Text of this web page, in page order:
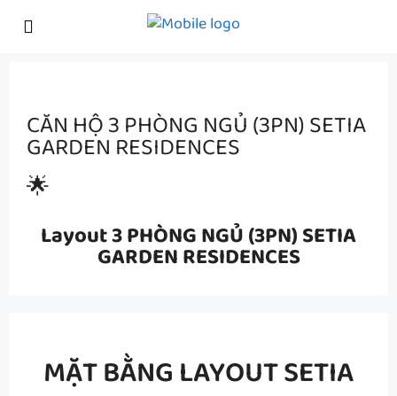
CĂN HỘ 3 PHÒNG NGỦ (3PN) SETIA
GARDEN RESIDENCES
🌟
Layout 3 PHÒNG NGỦ (3PN) SETIA
GARDEN RESIDENCES
MẶT BẰNG LAYOUT SETIA